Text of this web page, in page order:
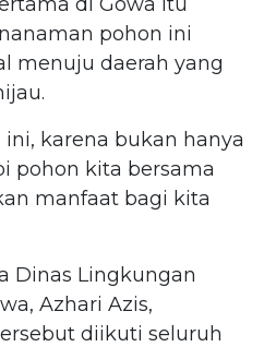
pohon ini
menuju daerah yang
karena bukan hanya
pohon kita bersama
manfaat bagi kita
Dinas Lingkungan
Azhari Azis,
diikuti seluruh